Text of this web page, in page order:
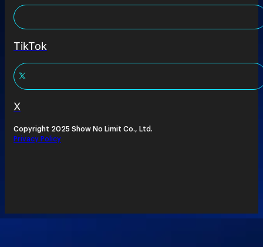
TikTok
X
Copyright 2025 Show No Limit Co., Ltd.
Privacy Policy